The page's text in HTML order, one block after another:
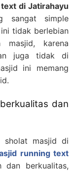
di Jatirahayu
sangat simple
tidak berlebian
karena
juga tidak di
ini memang
dan
sholat masjid di
running text
berkualitas,